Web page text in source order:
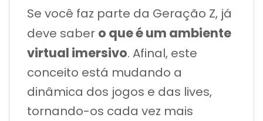
Se você faz parte da Geração Z, já
deve saber o que é um ambiente
virtual imersivo. Afinal, este
conceito está mudando a
dinâmica dos jogos e das lives,
tornando-os cada vez mais